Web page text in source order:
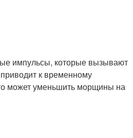
импульсы, которые вызывают
к временному
может уменьшить морщины на